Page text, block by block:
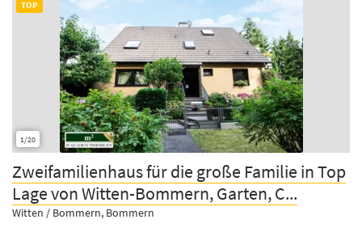
TOP
1/20
Zweifamilienhaus für die große Familie in Top
Lage von Witten-Bommern, Garten, C...
Witten / Bommern, Bommern